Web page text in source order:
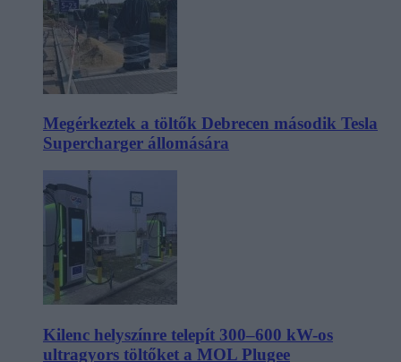
Megérkeztek a töltők Debrecen második Tesla
Supercharger állomására
Kilenc helyszínre telepít 300–600 kW-os
ultragyors töltőket a MOL Plugee